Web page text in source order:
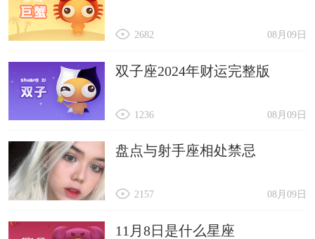
08月09日
2682
双子座2024年财运完整版
08月09日
1236
盘点与射手座相处禁忌
08月09日
2157
11月8日是什么星座